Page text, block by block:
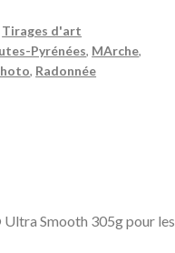
Tirages d'art
Pyrénées, MArche,
, Radonnée
Smooth 305g pour les